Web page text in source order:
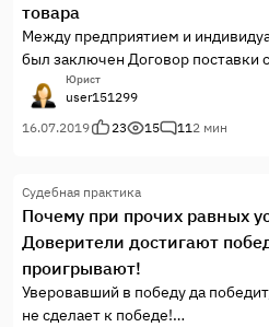
товара
Между предприятием и
был заключен Договор поставки
Согласованный Товар был
было выявлено, что полученный
некачественным, а именно,
Юрист
user151299
16.07.2019
23 15 112 мин
Судебная практика
Почему при прочих равных
Доверители достигают
проигрывают!
Уверовавший в победу да
не сделает к победе!